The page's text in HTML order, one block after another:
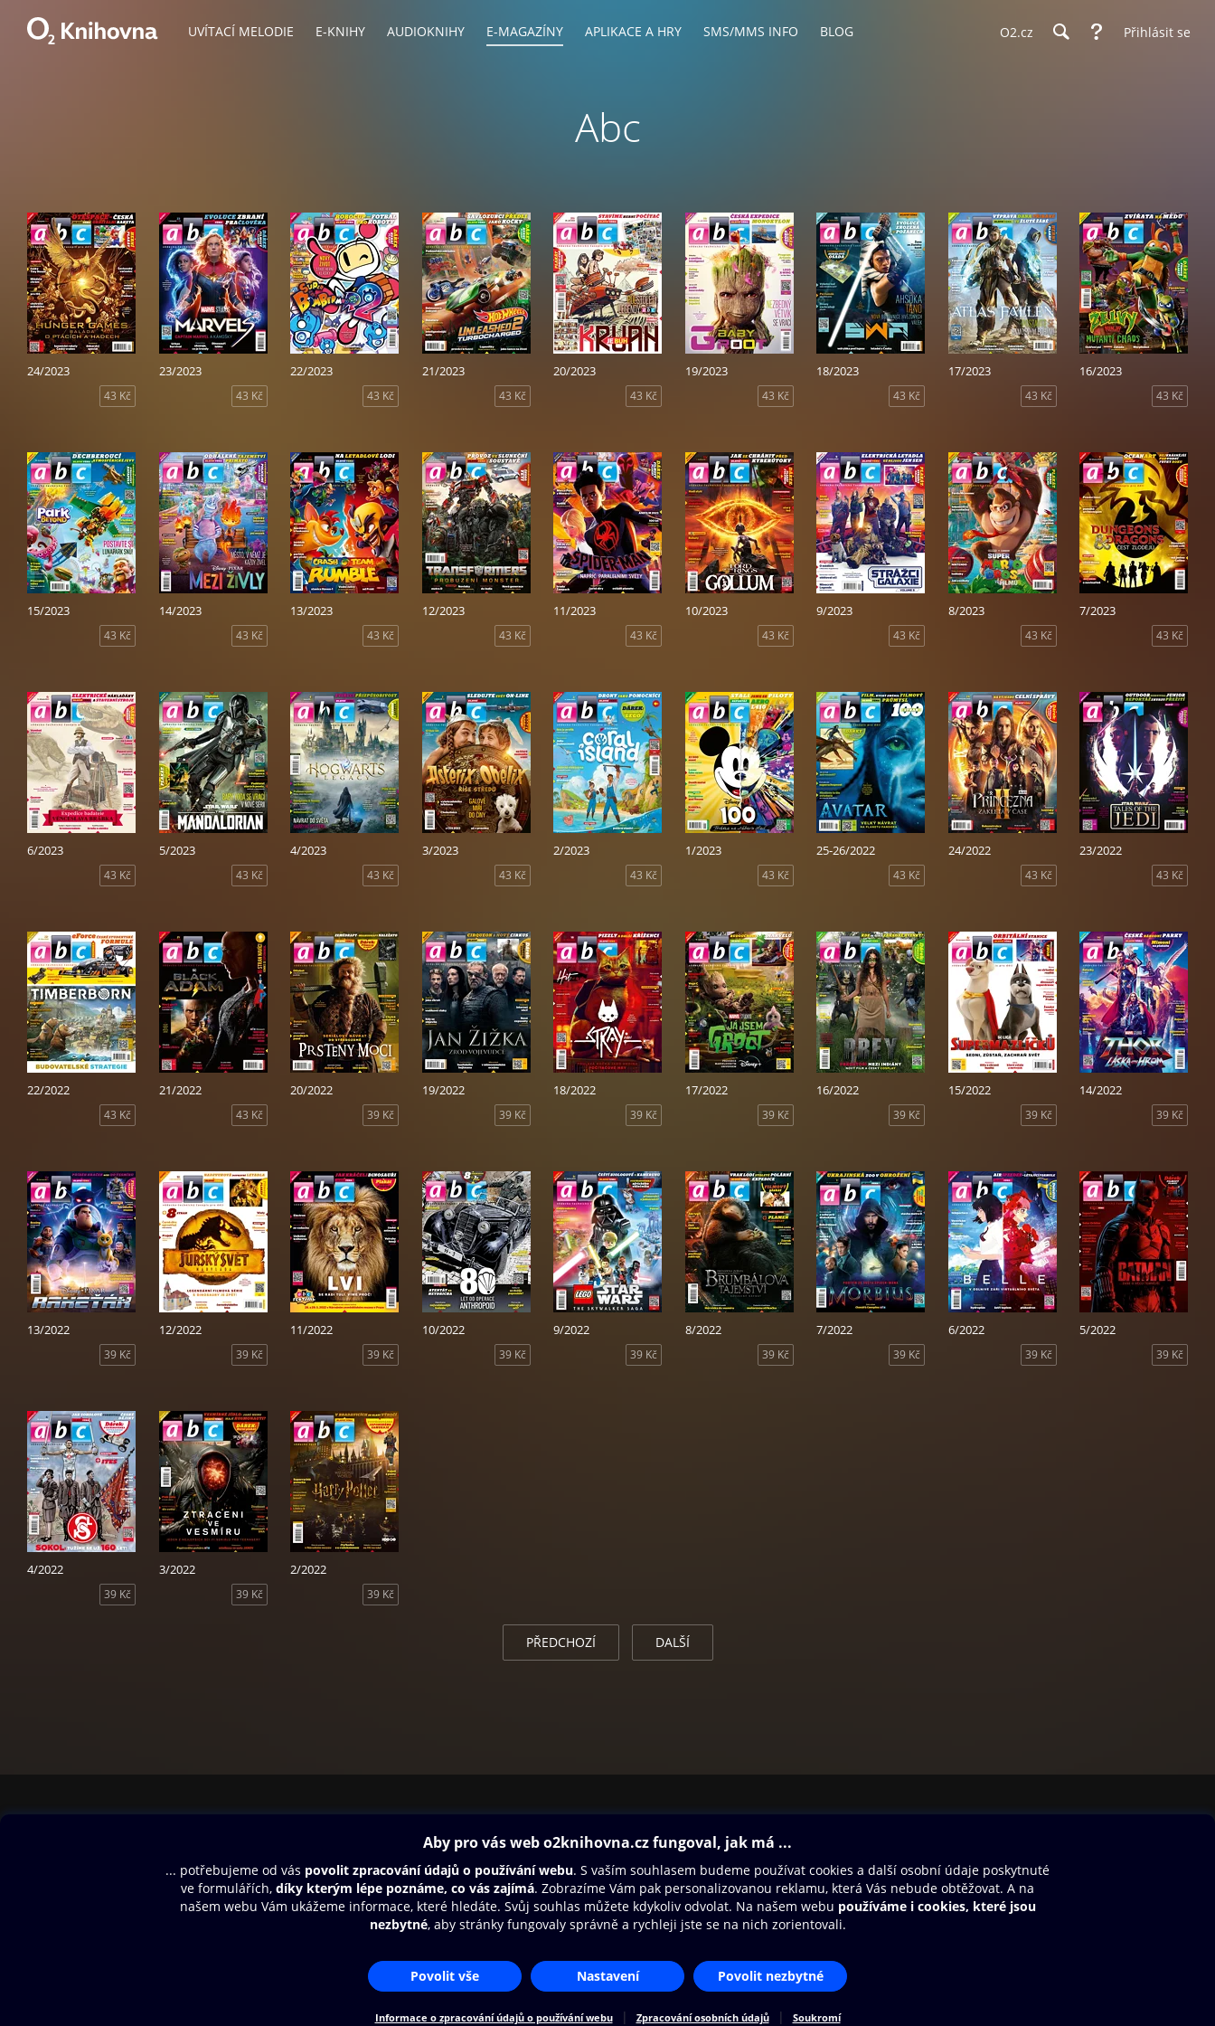
UVÍTACÍ MELODIE E-KNIHY AUDIOKNIHY E-MAGAZÍNY APLIKACE A HRY SMS/MMS INFO BLOG O2.cz Přihlásit se
Abc
24/2023
43 Kč
23/2023
43 Kč
22/2023
43 Kč
21/2023
43 Kč
20/2023
43 Kč
19/2023
43 Kč
18/2023
43 Kč
17/2023
43 Kč
16/2023
43 Kč
15/2023
43 Kč
14/2023
43 Kč
13/2023
43 Kč
12/2023
43 Kč
11/2023
43 Kč
10/2023
43 Kč
9/2023
43 Kč
8/2023
43 Kč
7/2023
43 Kč
6/2023
43 Kč
5/2023
43 Kč
4/2023
43 Kč
3/2023
43 Kč
2/2023
43 Kč
1/2023
43 Kč
25-26/2022
43 Kč
24/2022
43 Kč
23/2022
43 Kč
22/2022
43 Kč
21/2022
43 Kč
20/2022
39 Kč
19/2022
39 Kč
18/2022
39 Kč
17/2022
39 Kč
16/2022
39 Kč
15/2022
39 Kč
14/2022
39 Kč
13/2022
39 Kč
12/2022
39 Kč
11/2022
39 Kč
10/2022
39 Kč
9/2022
39 Kč
8/2022
39 Kč
7/2022
39 Kč
6/2022
39 Kč
5/2022
39 Kč
4/2022
39 Kč
3/2022
39 Kč
2/2022
39 Kč
PŘEDCHOZÍ DALŠÍ
Aplikace a hry
SMS/MMS Info
Blog
Dárkový poukaz
Nápověda
Napište nám
Oneplay Originály
Sport
Nákupní řád Přístupnost Zásady zpracování osobních údajů Cookies Nastavení cookies